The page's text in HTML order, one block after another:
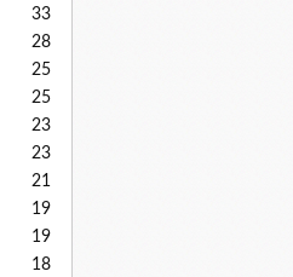
33
28
25
25
23
23
21
19
19
18